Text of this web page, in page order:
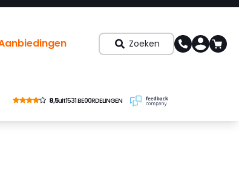
Zoeken
8,5uit1531 BE00RDELINGEN